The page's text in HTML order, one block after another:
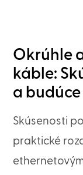
Okrúhle
káble:
a
Skúsenosti
praktické